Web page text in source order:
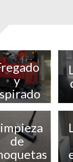
y
de
suelos
de